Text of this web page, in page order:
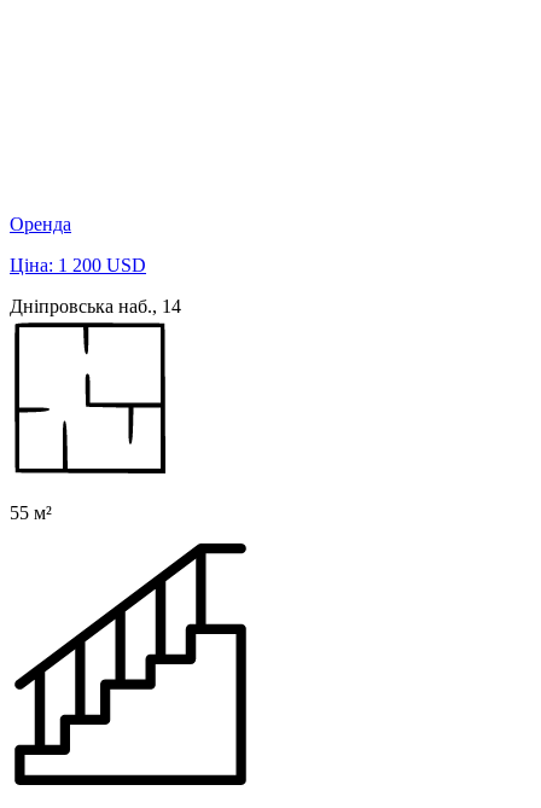
Оренда
Ціна: 1 200 USD
Дніпровська наб., 14
55 м²